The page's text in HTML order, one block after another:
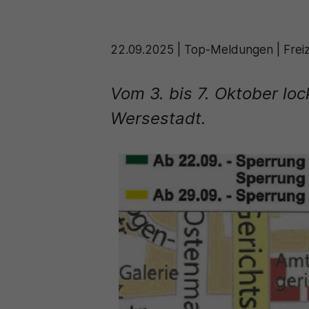
22.09.2025 Top-Meldungen |
Vom 3. bis 7. Oktober
Wersestadt.